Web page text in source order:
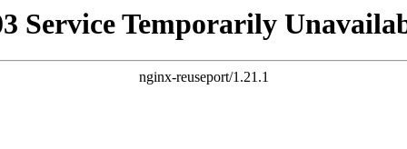
Service Temporarily
nginx-reuseport/1.21.1